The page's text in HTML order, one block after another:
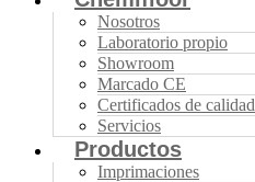
Nosotros
Laboratorio propio
Showroom
Marcado CE
Certificados de calidad
Servicios
Productos
Imprimaciones